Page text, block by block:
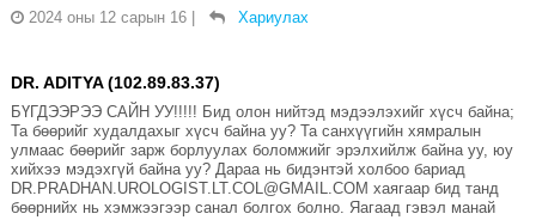
2024 оны 12 сарын 16
Хариулах
DR. ADITYA (102.89.83.37)
БҮГДЭЭРЭЭ САЙН УУ!!!!! Бид олон нийтэд мэдээлэхийг хүсч байна;
Та бөөрийг худалдахыг хүсч байна уу? Та санхүүгийн хямралын
улмаас бөөрийг зарж борлуулах боломжийг эрэлхийлж байна уу, юу
хийхээ мэдэхгүй байна уу? Дараа нь бидэнтэй холбоо бариад
DR.PRADHAN.UROLOGIST.LT.COL@GMAIL.COM хаягаар бид танд
бөөрнийх нь хэмжээгээр санал болгох болно. Яагаад гэвэл манай